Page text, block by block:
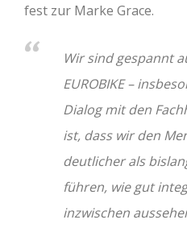
fest zur Marke Grace.
Wir sind gespannt
EUROBIKE –
Dialog mit den
ist, dass wir den
deutlicher als
führen, wie gut
inzwischen